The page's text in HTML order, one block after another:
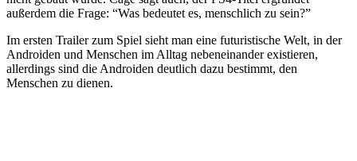
außerdem die Frage: “Was bedeutet es, menschlich zu sein?”
Im ersten Trailer zum Spiel sieht man eine futuristische Welt, in der
Androiden und Menschen im Alltag nebeneinander existieren,
allerdings sind die Androiden deutlich dazu bestimmt, den
Menschen zu dienen.